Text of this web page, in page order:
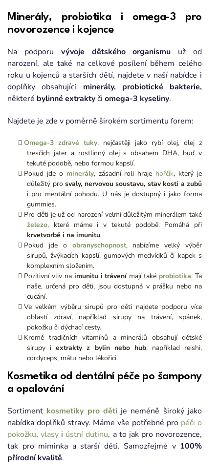
Minerály, probiotika i omega-3 pro
novorozence i kojence
Na podporu vývoje dětského organismu už od
narození, ale také na celkové posílení během celého
roku u kojenců a starších dětí, najdete v naší nabídce i
doplňky obsahující minerály, probiotické bakterie,
některé bylinné extraktyči omega-3 kyseliny.
Najdete je zde v poměrně širokém sortimentu forem:
Omega-3 zdravé tuky, nejčastěji jako rybí olej, olej z
tresčích jater a rostlinný olej s obsahem DHA, buď v
tekuté podobě, nebo formou kapslí.
Pokud jde o minerály, zásadní roli hraje hořčík, který je
důležitý pro svaly, nervovou soustavu, stav kostí a zubů
i pro mentální pohodu. U nás je dostupný i jako forma
gummies.
Pro děti je už od narození velmi důležitým minerálem také
železo, které máme i v tekuté podobě. Pomáhá při
krvetvorbě i na imunitu.
Pokud jde o obranyschopnost, nabízíme velký výběr
sirupů, žvýkacích kapslí, gumových medvídků či kapek s
komplexním složením.
Pozitivní vliv na imunitu i trávení mají také probiotika. Ta
naše, určená pro děti, jsou dostupná v prášku nebo na
cucání.
Ve velkém výběru sirupů pro děti najdete podporu více
oblastí zdraví, například sirupy na trávení, spánek,
pokožku či dýchací cesty.
Kromě tradičních vitamínů a minerálů obsahují dětské
sirupy iextrakty z bylin nebo hub, například reishi,
cordyceps, mátu nebo lékořici.
Kosmetika od dentální péče po šampony
a opalování
Sortiment kosmetiky pro dětije neméně široký jako
nabídka doplňků stravy. Máme vše potřebné pro péči o
pokožku, vlasy i ústní dutinu, a to jak pro novorozence,
tak pro miminka a starší děti. Samozřejmě v 100%
přírodní kvalitě.